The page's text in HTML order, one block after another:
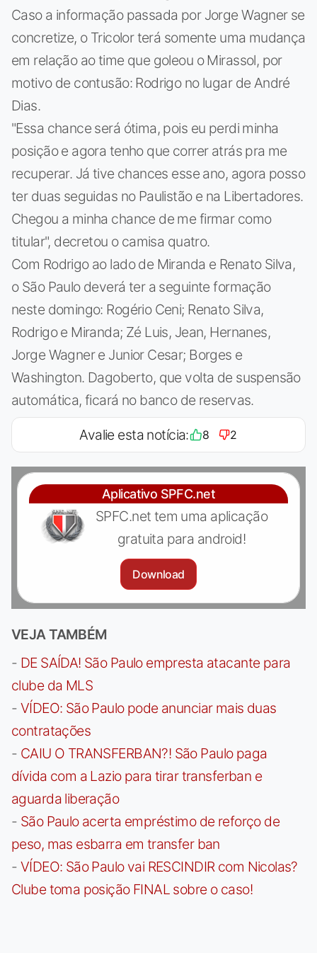
Caso a informação passada por Jorge Wagner se
concretize, o Tricolor terá somente uma mudança
em relação ao time que goleou o Mirassol, por
motivo de contusão: Rodrigo no lugar de André
Dias.
"Essa chance será ótima, pois eu perdi minha
posição e agora tenho que correr atrás pra me
recuperar. Já tive chances esse ano, agora posso
ter duas seguidas no Paulistão e na Libertadores.
Chegou a minha chance de me firmar como
titular", decretou o camisa quatro.
Com Rodrigo ao lado de Miranda e Renato Silva,
o São Paulo deverá ter a seguinte formação
neste domingo: Rogério Ceni; Renato Silva,
Rodrigo e Miranda; Zé Luis, Jean, Hernanes,
Jorge Wagner e Junior Cesar; Borges e
Washington. Dagoberto, que volta de suspensão
automática, ficará no banco de reservas.
Avalie esta notícia: 8 2
Aplicativo SPFC.net
SPFC.net tem uma aplicação
gratuita para android!
Download
VEJA TAMBÉM
- DE SAÍDA! São Paulo empresta atacante para
clube da MLS
- VÍDEO: São Paulo pode anunciar mais duas
contratações
- CAIU O TRANSFERBAN?! São Paulo paga
dívida com a Lazio para tirar transferban e
aguarda liberação
- São Paulo acerta empréstimo de reforço de
peso, mas esbarra em transfer ban
- VÍDEO: São Paulo vai RESCINDIR com Nicolas?
Clube toma posição FINAL sobre o caso!